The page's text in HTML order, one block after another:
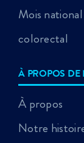
Mois
colorectal
À PROPOS DE
À propos
Notre